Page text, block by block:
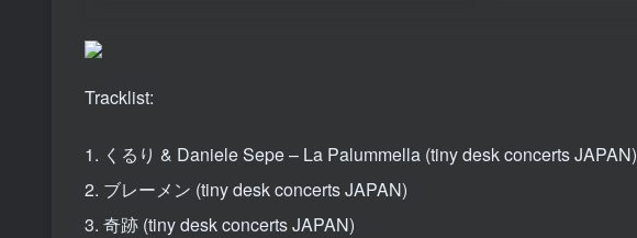
Tracklist:
1. くるり & Daniele Sepe – La Palummella (tiny desk concerts JAPAN)
2. ブレーメン (tiny desk concerts JAPAN)
3. 奇跡 (tiny desk concerts JAPAN)